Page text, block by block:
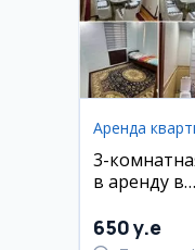
Аренда
3-
в аренду в
ул.
650 y.e